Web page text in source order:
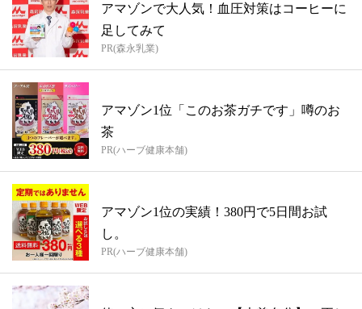
アマゾンで大人気！血圧対策はコーヒーに
足してみて
PR(森永乳業)
アマゾン1位「このお茶ガチです」噂のお
茶
PR(ハーブ健康本舗)
アマゾン1位の実績！380円で5日間お試
し。
PR(ハーブ健康本舗)